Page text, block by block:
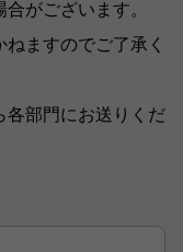
がございます。
ますのでご了承く
各部門にお送りくだ